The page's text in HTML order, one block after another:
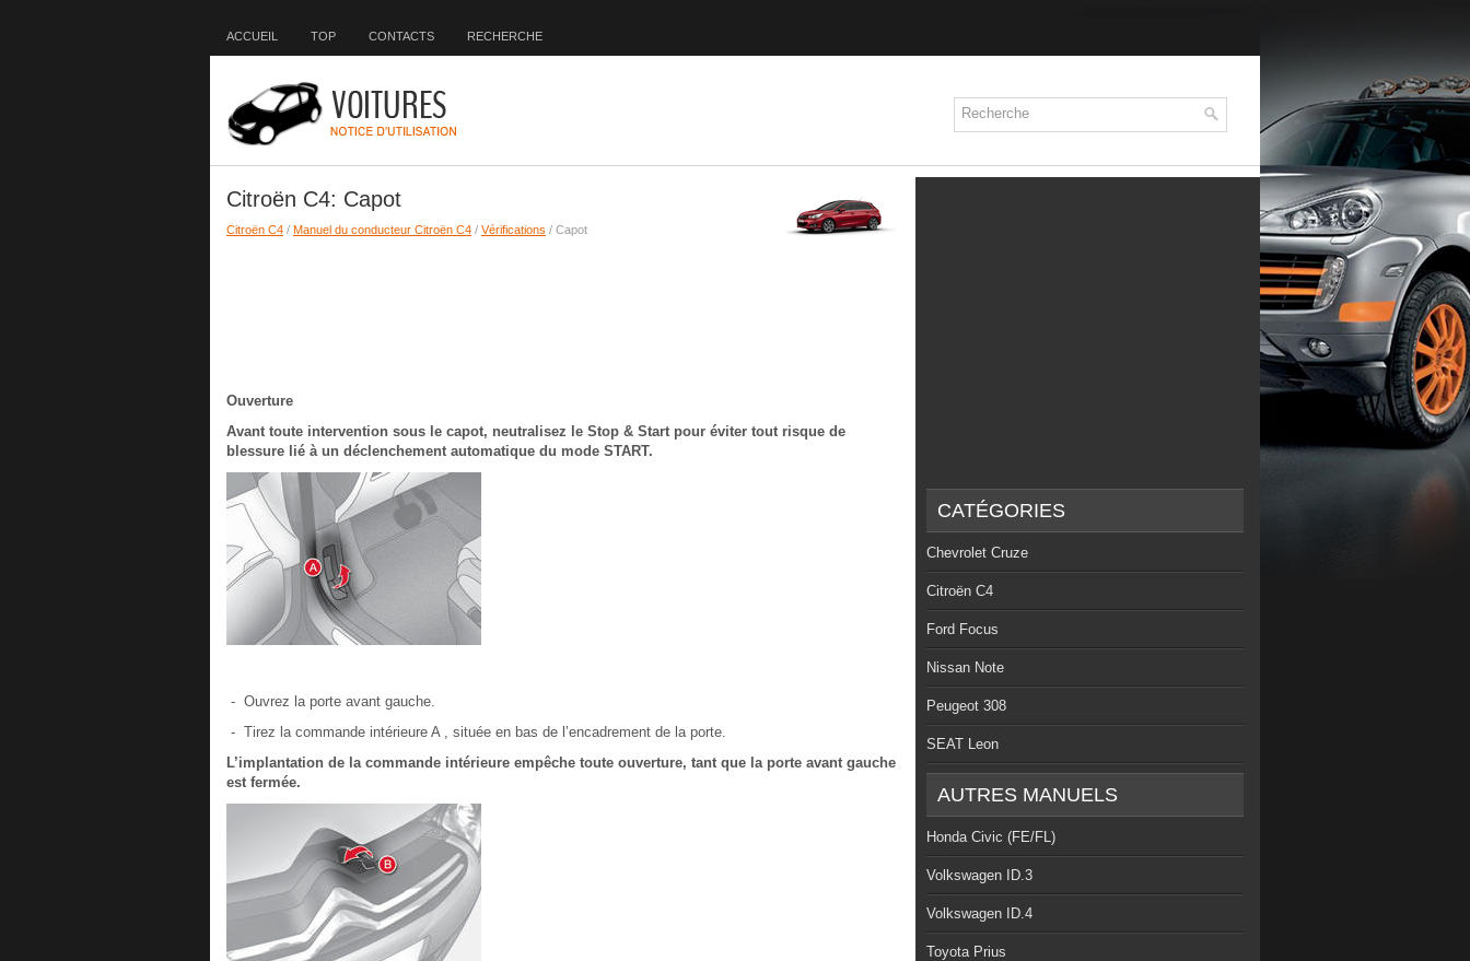
ACCUEIL TOP CONTACTS RECHERCHE
Citroën C4: Capot
Citroën C4 / Manuel du conducteur Citroën C4 / Vérifications / Capot
Ouverture
Avant toute intervention sous le capot, neutralisez le Stop & Start pour éviter tout risque de
blessure lié à un déclenchement automatique du mode START.
- Ouvrez la porte avant gauche.
- Tirez la commande intérieure A , située en bas de l’encadrement de la porte.
L’implantation de la commande intérieure empêche toute ouverture, tant que la porte avant gauche
est fermée.
CATÉGORIES
Chevrolet Cruze
Citroën C4
Ford Focus
Nissan Note
Peugeot 308
SEAT Leon
AUTRES MANUELS
Honda Civic (FE/FL)
Volkswagen ID.3
Volkswagen ID.4
Toyota Prius